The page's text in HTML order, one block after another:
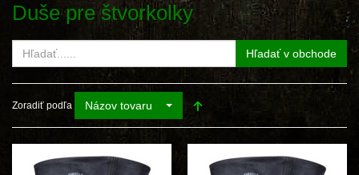
Duše pre štvorkolky
Hľadať v obchode
Zoradiť podľa Názov tovaru